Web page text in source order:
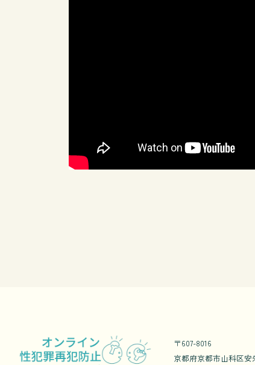
〒607-8016
京都府京都市山科区安